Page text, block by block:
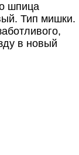
шпица
Тип мишки.
в новый